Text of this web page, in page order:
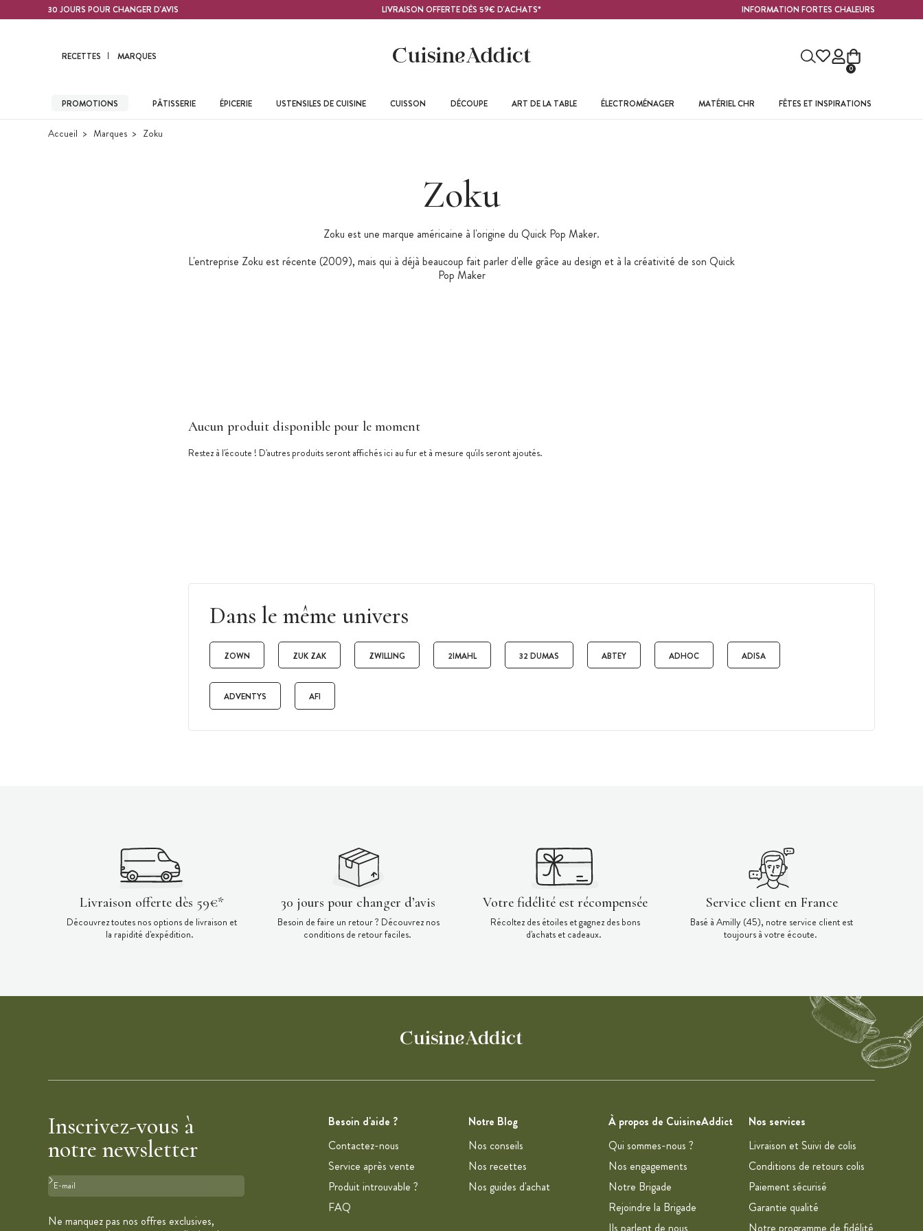
Contenu principal30 JOURS POUR CHANGER D'AVIS LIVRAISON OFFERTE DÈS 59€ D'ACHATS* INFORMATION FORTES CHALEURS
RECETTES MARQUES
0
PROMOTIONS PÂTISSERIE ÉPICERIE USTENSILES DE CUISINE CUISSON DÉCOUPE ART DE LA TABLE ÉLECTROMÉNAGER MATÉRIEL CHR FÊTES ET INSPIRATIONS
Accueil Marques Zoku
Zoku
Zoku est une marque américaine à l'origine du Quick Pop Maker.
L'entreprise Zoku est récente (2009), mais qui à déjà beaucoup fait parler d'elle grâce au design et à la créativité de son Quick
Pop Maker
Aucun produit disponible pour le moment
Restez à l'écoute ! D'autres produits seront affichés ici au fur et à mesure qu'ils seront ajoutés.
Dans le même univers
ZOWN ZUK ZAK ZWILLING 2IMAHL 32 DUMAS ABTEY ADHOC ADISA
ADVENTYS AFI
Livraison offerte dès 59€*
Découvrez toutes nos options de livraison et
la rapidité d'expédition.
30 jours pour changer d’avis
Besoin de faire un retour ? Découvrez nos
conditions de retour faciles.
Votre fidélité est récompensée
Récoltez des étoiles et gagnez des bons
d'achats et cadeaux.
Service client en France
Basé à Amilly (45), notre service client est
toujours à votre écoute.
Besoin d'aide ?
Contactez-nous
Service après vente
Produit introuvable ?
FAQ
Notre Blog
Nos conseils
Nos recettes
Nos guides d'achat
À propos de CuisineAddict
Qui sommes-nous ?
Nos engagements
Notre Brigade
Rejoindre la Brigade
Nos services
Livraison et Suivi de colis
Conditions de retours colis
Paiement sécurisé
Garantie qualité
Inscrivez-vous à
notre newsletter
Format : adresse@email.com
Ne manquez pas nos offres exclusives,